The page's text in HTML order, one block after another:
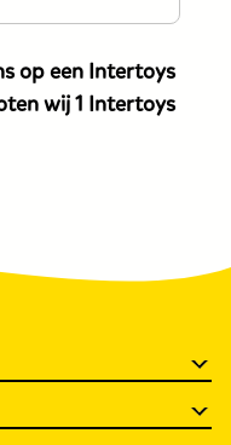
op een Intertoys
wij 1 Intertoys